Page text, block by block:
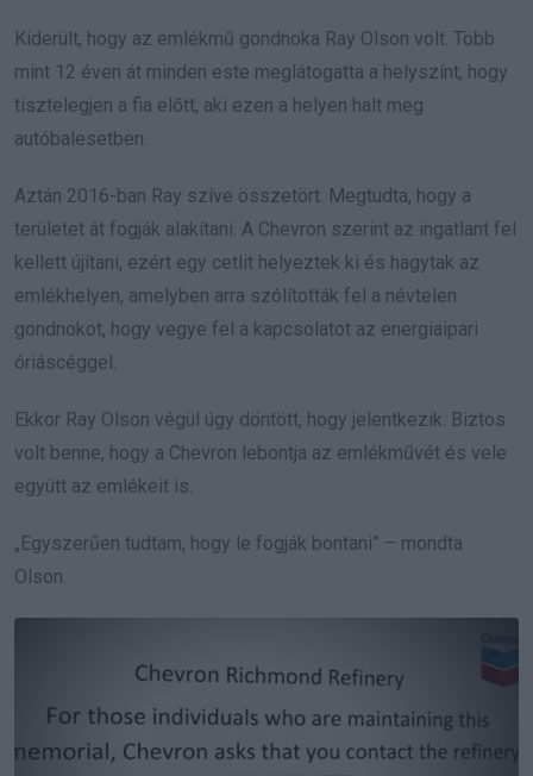
Kiderült, hogy az emlékmű gondnoka Ray Olson volt. Több
mint 12 éven át minden este meglátogatta a helyszínt, hogy
tisztelegjen a fia előtt, aki ezen a helyen halt meg
autóbalesetben.
Aztán 2016-ban Ray szíve összetört. Megtudta, hogy a
területet át fogják alakítani. A Chevron szerint az ingatlant fel
kellett újítani, ezért egy cetlit helyeztek ki és hagytak az
emlékhelyen, amelyben arra szólították fel a névtelen
gondnokot, hogy vegye fel a kapcsolatot az energiaipari
óriáscéggel.
Ekkor Ray Olson végül úgy döntött, hogy jelentkezik. Biztos
volt benne, hogy a Chevron lebontja az emlékművét és vele
együtt az emlékeit is.
„Egyszerűen tudtam, hogy le fogják bontani” – mondta
Olson.